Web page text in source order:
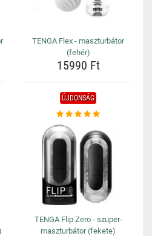
TENGA Flex - maszturbátor
(fehér)
15990 Ft
ÚJDONSÁG
TENGA Flip Zero - szuper-
maszturbátor (fekete)